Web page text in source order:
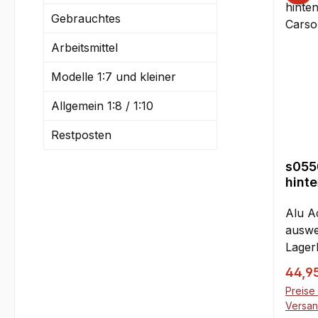
Gebrauchtes
Arbeitsmittel
Modelle 1:7 und kleiner
Allgemein 1:8 / 1:10
Restposten
der
Alu
und
Devil,
4x4,
Preise